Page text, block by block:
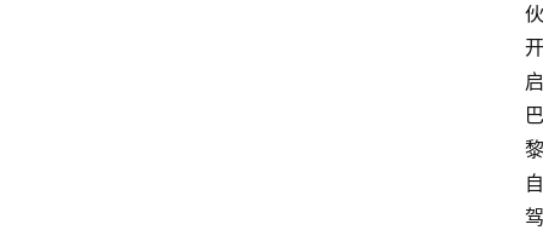
伙
开
启
巴
黎
自
驾